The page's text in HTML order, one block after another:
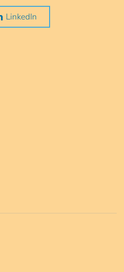
LinkedIn